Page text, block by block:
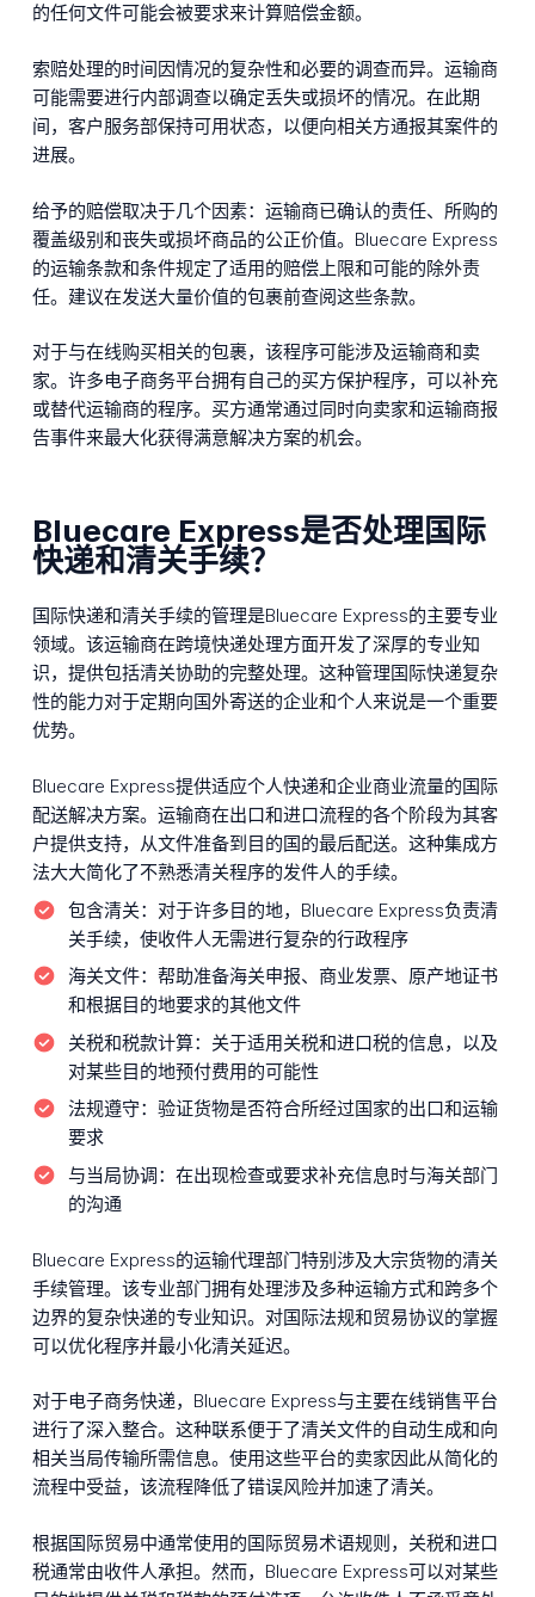
的任何文件可能会被要求来计算赔偿金额。
索赔处理的时间因情况的复杂性和必要的调查而异。运输商
可能需要进行内部调查以确定丢失或损坏的情况。在此期
间，客户服务部保持可用状态，以便向相关方通报其案件的
进展。
给予的赔偿取决于几个因素：运输商已确认的责任、所购的
覆盖级别和丧失或损坏商品的公正价值。Bluecare Express
的运输条款和条件规定了适用的赔偿上限和可能的除外责
任。建议在发送大量价值的包裹前查阅这些条款。
对于与在线购买相关的包裹，该程序可能涉及运输商和卖
家。许多电子商务平台拥有自己的买方保护程序，可以补充
或替代运输商的程序。买方通常通过同时向卖家和运输商报
告事件来最大化获得满意解决方案的机会。
Bluecare Express是否处理国际
快递和清关手续？
国际快递和清关手续的管理是Bluecare Express的主要专业
领域。该运输商在跨境快递处理方面开发了深厚的专业知
识，提供包括清关协助的完整处理。这种管理国际快递复杂
性的能力对于定期向国外寄送的企业和个人来说是一个重要
优势。
Bluecare Express提供适应个人快递和企业商业流量的国际
配送解决方案。运输商在出口和进口流程的各个阶段为其客
户提供支持，从文件准备到目的国的最后配送。这种集成方
法大大简化了不熟悉清关程序的发件人的手续。
包含清关： 对于许多目的地，Bluecare Express负责清
关手续，使收件人无需进行复杂的行政程序
海关文件： 帮助准备海关申报、商业发票、原产地证书
和根据目的地要求的其他文件
关税和税款计算： 关于适用关税和进口税的信息，以及
对某些目的地预付费用的可能性
法规遵守： 验证货物是否符合所经过国家的出口和运输
要求
与当局协调： 在出现检查或要求补充信息时与海关部门
的沟通
Bluecare Express的运输代理部门特别涉及大宗货物的清关
手续管理。该专业部门拥有处理涉及多种运输方式和跨多个
边界的复杂快递的专业知识。对国际法规和贸易协议的掌握
可以优化程序并最小化清关延迟。
对于电子商务快递，Bluecare Express与主要在线销售平台
进行了深入整合。这种联系便于了清关文件的自动生成和向
相关当局传输所需信息。使用这些平台的卖家因此从简化的
流程中受益，该流程降低了错误风险并加速了清关。
根据国际贸易中通常使用的国际贸易术语规则，关税和进口
税通常由收件人承担。然而，Bluecare Express可以对某些